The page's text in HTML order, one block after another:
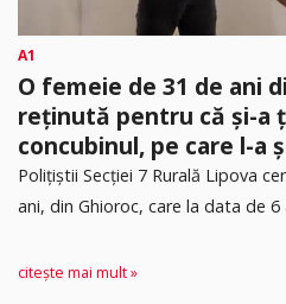
A1
O femeie de 31 de ani
reținută pentru că și-a
concubinul, pe care l-a
​Polițiștii Secției 7 Rurală Lipova
ani, din Ghioroc, care la data de 6
citește mai mult »